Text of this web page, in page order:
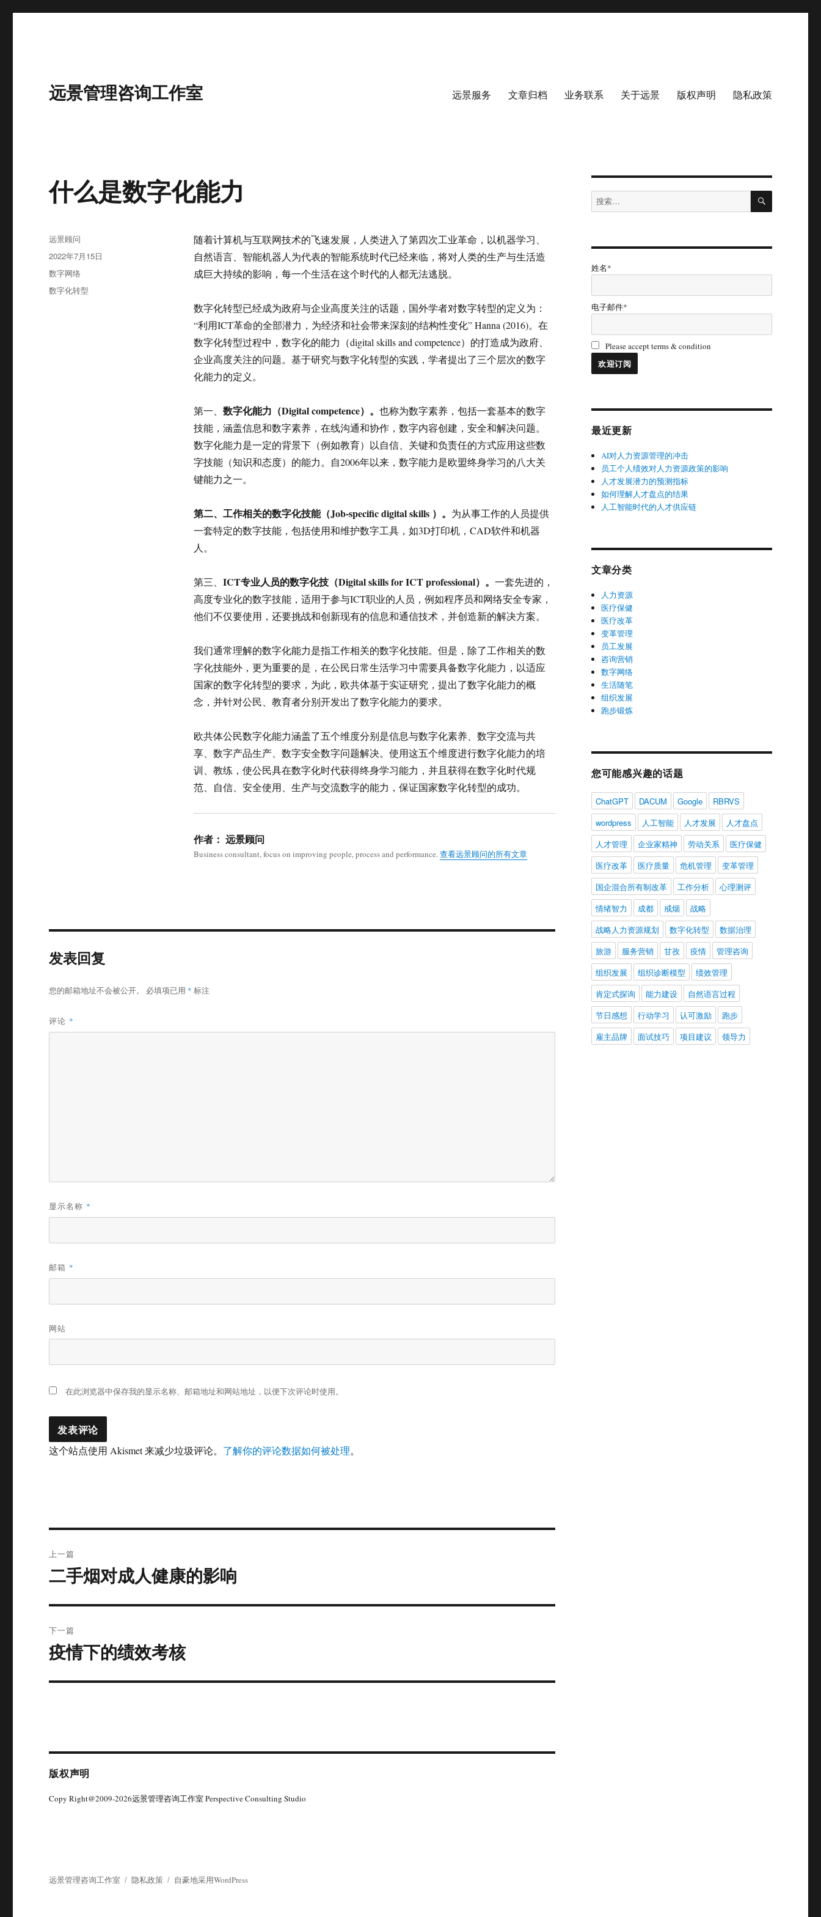
远景管理咨询工作室 远景服务 文章归档 业务联系 关于远景 版权声明 隐私政策
什么是数字化能力
随着计算机与互联网技术的飞速发展，人类进入了第四次工业革命，以机器学习、
自然语言、智能机器人为代表的智能系统时代已经来临，将对人类的生产与生活造
成巨大持续的影响，每一个生活在这个时代的人都无法逃脱。
数字化转型已经成为政府与企业高度关注的话题，国外学者对数字转型的定义为：
“利用ICT革命的全部潜力，为经济和社会带来深刻的结构性变化” Hanna (2016)。在
数字化转型过程中，数字化的能力（digital skills and competence）的打造成为政府、
企业高度关注的问题。基于研究与数字化转型的实践，学者提出了三个层次的数字
化能力的定义。
第一、 数字化能力（Digital competence）。 也称为数字素养，包括一套基本的数字
技能，涵盖信息和数字素养，在线沟通和协作，数字内容创建，安全和解决问题。
数字化能力是一定的背景下（例如教育）以自信、关键和负责任的方式应用这些数
字技能（知识和态度）的能力。自2006年以来，数字能力是欧盟终身学习的八大关
键能力之一。
第二、 工作相关的数字化技能（Job-specific digital skills ）。 为从事工作的人员提供
一套特定的数字技能，包括使用和维护数字工具，如3D打印机，CAD软件和机器
人。
第三、 ICT专业人员的数字化技（Digital skills for ICT professional）。 一套先进的，
高度专业化的数字技能，适用于参与ICT职业的人员，例如程序员和网络安全专家，
他们不仅要使用，还要挑战和创新现有的信息和通信技术，并创造新的解决方案。
我们通常理解的数字化能力是指工作相关的数字化技能。但是，除了工作相关的数
字化技能外，更为重要的是，在公民日常生活学习中需要具备数字化能力，以适应
国家的数字化转型的要求，为此，欧共体基于实证研究，提出了数字化能力的概
念，并针对公民、教育者分别开发出了数字化能力的要求。
欧共体公民数字化能力涵盖了五个维度分别是信息与数字化素养、数字交流与共
享、数字产品生产、数字安全数字问题解决。使用这五个维度进行数字化能力的培
训、教练，使公民具在数字化时代获得终身学习能力，并且获得在数字化时代规
范、自信、安全使用、生产与交流数字的能力，保证国家数字化转型的成功。
作者： 远景顾问
Business consultant, focus on improving people, process and performance.查看远景顾问的所有文章
作
者
远景顾问
发
布
于
2022年7月15日
分
类
数字网络
标
数字化转型
发表回复
您的邮箱地址不会被公开。 必填项已用 * 标注
评论 *
显示名称 *
邮箱 *
网站
在此浏览器中保存我的显示名称、邮箱地址和网站地址，以便下次评论时使用。
这个站点使用 Akismet 来减少垃圾评论。 了解你的评论数据如何被处理。
章
上一篇
上
文
二手烟对成人健康的影响
下一篇
下
篇
文
疫情下的绩效考核
版权声明
Copy Right@2009-2026远景管理咨询工作室 Perspective Consulting Studio
搜
索：
搜
姓名*
电子邮件*
Please accept terms & condition
最近更新
AI对人力资源管理的冲击
员工个人绩效对人力资源政策的影响
人才发展潜力的预测指标
如何理解人才盘点的结果
人工智能时代的人才供应链
文章分类
人力资源
医疗保健
医疗改革
变革管理
员工发展
咨询营销
数字网络
生活随笔
组织发展
跑步锻炼
您可能感兴趣的话题
ChatGPT DACUM Google
RBRVS
wordpress
人工智能 人才发展
人才盘点
人才管理
企业家精神 劳动关系
医疗保健
医疗改革
医疗质量 危机管理
变革管理
国企混合所有制改革
工作分析
心理测评
情绪智力
成都 戒烟
战略
战略人力资源规划
数字化转型
数据治理
旅游
服务营销 甘孜 疫情
管理咨询
组织发展
组织诊断模型
绩效管理
肯定式探询
能力建设
自然语言过程
节日感想
行动学习 认可激励
跑步
雇主品牌
面试技巧 项目建议 领导力
远景管理咨询工作室 隐私政策 自豪地采用WordPress